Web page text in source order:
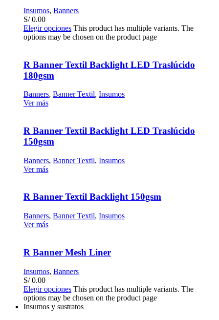
Insumos, Banners
S/0.00
Elegir opciones This product has multiple variants. The
options may be chosen on the product page
R Banner Textil Backlight LED Traslúcido
180gsm
Banners, Banner Textil, Insumos
Ver más
R Banner Textil Backlight LED Traslúcido
150gsm
Banners, Banner Textil, Insumos
Ver más
R Banner Textil Backlight 150gsm
Banners, Banner Textil, Insumos
Ver más
R Banner Mesh Liner
Insumos, Banners
S/0.00
Elegir opciones This product has multiple variants. The
options may be chosen on the product page
Insumos y sustratos